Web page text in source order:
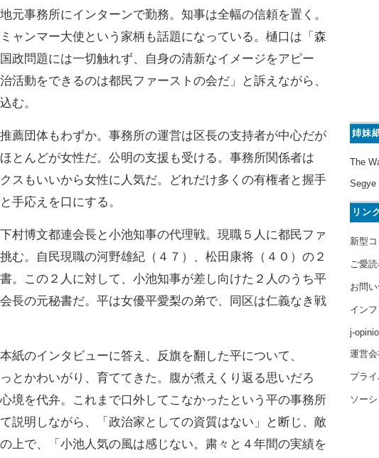
元事務所にインターンで勤務。知事は全幅の信頼を置く。
ャンマー大使という家柄も話題になっている。樋口は「森
政問題には一切触れず、自身の清新なイメージをアピー
活動をできるのは都民ファーストの会だ」と訴えながら、
む。
薦団体もわずか。事務所の運営は区長の支持者が中心だが
とんどが女性だ。公明の支援も受ける。事務所関係者は
クスもいいから女性に人気だ。どれだけ多くの有権者と握手
手応えを口にする。
村博文都連会長と小池知事の代理戦。現職５人に都民ファ
む。自民現職の河野雄紀（４７）、松田康将（４０）の２
。この２人に対して、小池知事が差し向けた２人のうち平
長の元秘書だ。平は女優平愛梨の弟で、同区は仁義なき戦
紙のインタビューに答え、反旗を翻した平について、
とかわいがり、育ててきた。腹が煮えくり返る思いだろ
境を代弁。これまで口外してこなかったという平の事務所
説明しながら、「政治家としての資質はない」と断じ、敵
上で、「小池人気の風は感じない。粛々と４年間の実績を
姉妹
The
Segye
リン
新型
ご愛
お問
イン
j-
運営会
プラ
ソー